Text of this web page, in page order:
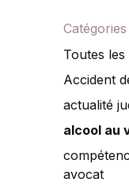
Catégories
Toutes
Accident
actualité
alcool au
avocat